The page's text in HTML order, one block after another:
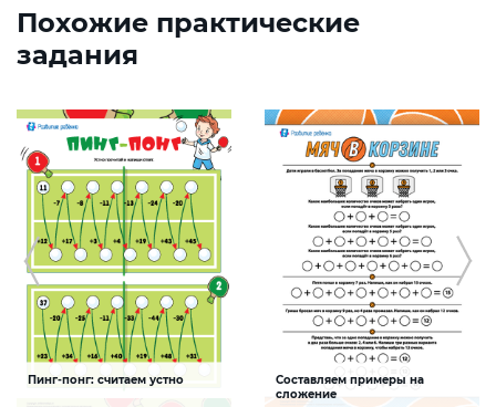
Похожие практические
задания
Пинг-понг: считаем устно
Составляем примеры на
сложение